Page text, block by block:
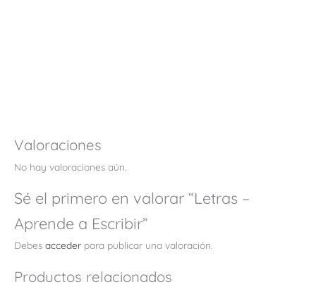
Valoraciones
No hay valoraciones aún.
Sé el primero en valorar “Letras –
Aprende a Escribir”
Debes acceder para publicar una valoración.
Productos relacionados